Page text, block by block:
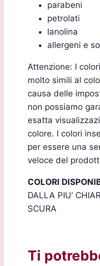
parabeni
petrolati
lanolina
allergeni e
Attenzione: I
molto simili al
causa delle
non possiamo
esatta
colore. I colori
per essere una
veloce del
COLORI
DALLA PIU’
SCURA
Ti